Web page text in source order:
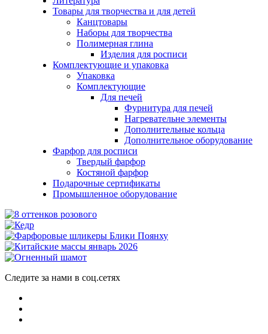
Товары для творчества и для детей
Канцтовары
Наборы для творчества
Полимерная глина
Изделия для росписи
Комплектующие и упаковка
Упаковка
Комплектующие
Для печей
Фурнитура для печей
Нагревательне элементы
Дополнительные кольца
Дополнительное оборудование
Фарфор для росписи
Твердый фарфор
Костяной фарфор
Подарочные сертификаты
Промышленное оборудование
Следите за нами в соц.сетях